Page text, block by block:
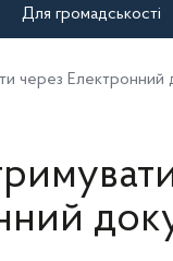
Для громадськості
через Електронний